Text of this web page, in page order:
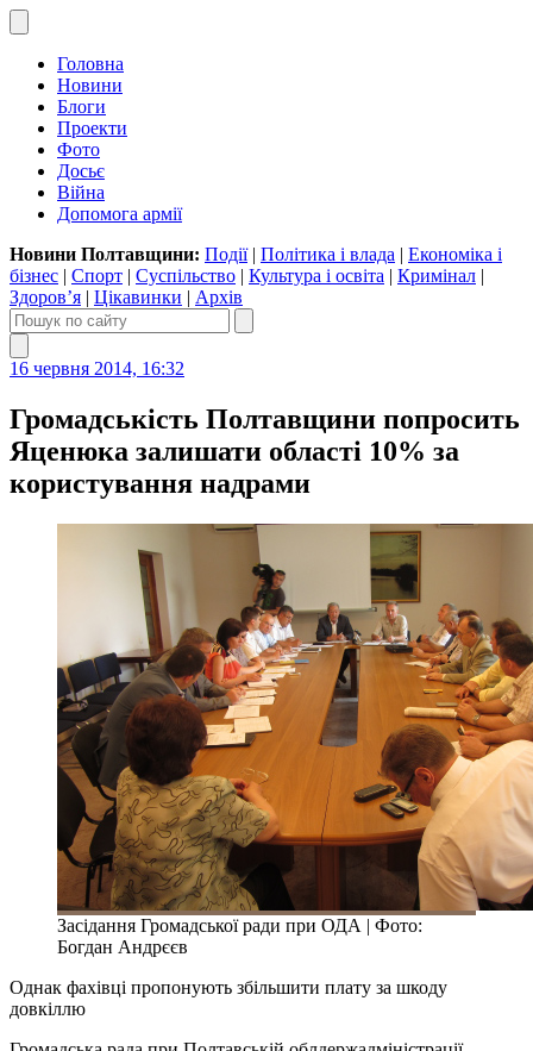
Головна
Новини
Блоги
Проекти
Фото
Досьє
Війна
Допомога армії
Новини Полтавщини: Події| Політика і влада | Економіка і
бізнес | Спорт | Суспільство | Культура і освіта | Кримінал |
Здоров’я | Цікавинки | Архів
16 червня 2014, 16:32
Громадськість Полтавщини попросить
Яценюка залишати області 10% за
користування надрами
Засідання Громадської ради при ОДА | Фото:
Богдан Андрєєв
Однак фахівці пропонують збільшити плату за шкоду
довкіллю